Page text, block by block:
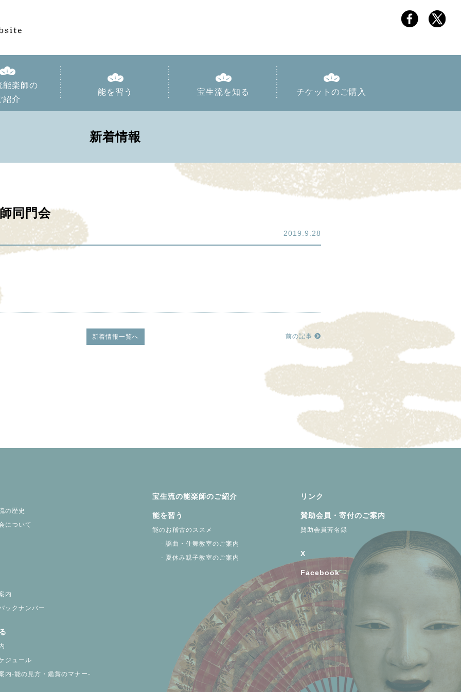
能楽師の
紹介
能を習う 宝生流を知る チケットのご購入
新着情報
同門会
2019.9.28
新着情報一覧へ 前の記事
の歴史
について
内
クナンバー
ジュール
内-能の見方・鑑賞のマナー-
宝生流の能楽師のご紹介
能を習う
能のお稽古のススメ
- 謡曲・仕舞教室のご案内
- 夏休み親子教室のご案内
リンク
賛助会員・寄付のご案内
賛助会員芳名録
X
Facebook